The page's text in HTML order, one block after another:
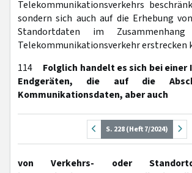
Telekommunikationsverkehrs
sondern sich auch auf die Erhebung
Standortdaten im
Telekommunikationsverkehr erstrecken
114 Folglich handelt es sich bei
Endgeräten, die auf die
Kommunikationsdaten, aber auch
S. 228 (Heft 7/2024)
von Verkehrs- oder